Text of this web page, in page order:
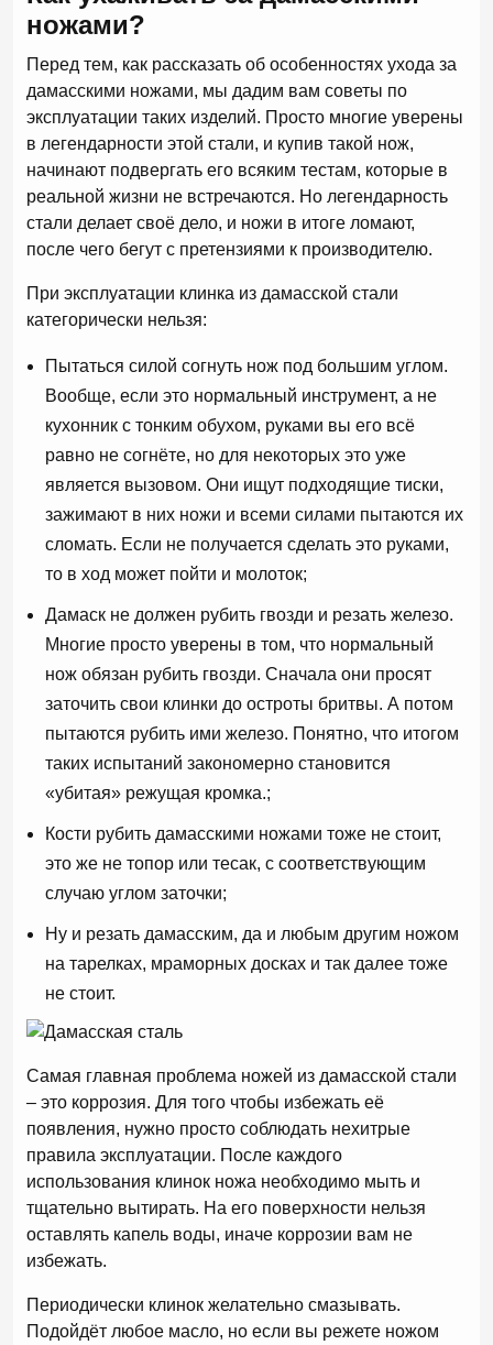
ножами?
Перед тем, как рассказать об особенностях ухода за
дамасскими ножами, мы дадим вам советы по
эксплуатации таких изделий. Просто многие уверены
в легендарности этой стали, и купив такой нож,
начинают подвергать его всяким тестам, которые в
реальной жизни не встречаются. Но легендарность
стали делает своё дело, и ножи в итоге ломают,
после чего бегут с претензиями к производителю.
При эксплуатации клинка из дамасской стали
категорически нельзя:
Пытаться силой согнуть нож под большим углом.
Вообще, если это нормальный инструмент, а не
кухонник с тонким обухом, руками вы его всё
равно не согнёте, но для некоторых это уже
является вызовом. Они ищут подходящие тиски,
зажимают в них ножи и всеми силами пытаются их
сломать. Если не получается сделать это руками,
то в ход может пойти и молоток;
Дамаск не должен рубить гвозди и резать железо.
Многие просто уверены в том, что нормальный
нож обязан рубить гвозди. Сначала они просят
заточить свои клинки до остроты бритвы. А потом
пытаются рубить ими железо. Понятно, что итогом
таких испытаний закономерно становится
«убитая» режущая кромка.;
Кости рубить дамасскими ножами тоже не стоит,
это же не топор или тесак, с соответствующим
случаю углом заточки;
Ну и резать дамасским, да и любым другим ножом
на тарелках, мраморных досках и так далее тоже
не стоит.
Самая главная проблема ножей из дамасской стали
– это коррозия. Для того чтобы избежать её
появления, нужно просто соблюдать нехитрые
правила эксплуатации. После каждого
использования клинок ножа необходимо мыть и
тщательно вытирать. На его поверхности нельзя
оставлять капель воды, иначе коррозии вам не
избежать.
Периодически клинок желательно смазывать.
Подойдёт любое масло, но если вы режете ножом